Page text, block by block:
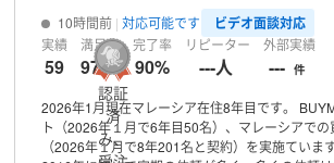
10時間前 対応可能です ビデオ面談対応
実績
59
満足率
97 %
完了率
90%
リピーター
---人
外部実績
--- 件
2026年1月現在マレーシア在住8年目です。
ト（2026年１月で6年目50名）、マレーシアで
（2026年１月で8年201名と契約）を実施ています
認証
済
み、